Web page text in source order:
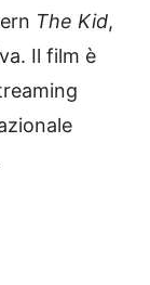
The Kid,
Il film è